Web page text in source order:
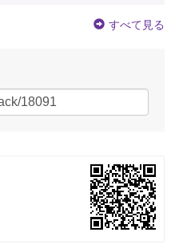
すべて見る